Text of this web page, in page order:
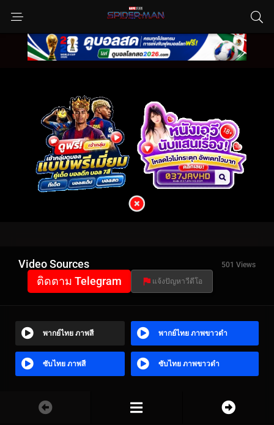
Video Sources 501 Views
ติดตาม Telegram แจ้งปัญหาวีดีโอ
พากย์ไทย ภาพสี พากย์ไทย ภาพขาวดำ
ซับไทย ภาพสี ซับไทย ภาพขาวดำ